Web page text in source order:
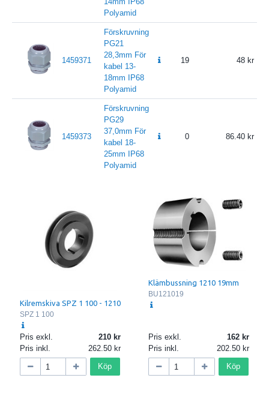
Polyamid
1459371
Förskruvning
PG21
28,3mm För
kabel 13-
18mm IP68
Polyamid
19 48
1459373
Förskruvning
PG29
37,0mm För
kabel 18-
25mm IP68
Polyamid
0 86.40
Kilremskiva SPZ 1 100 - 1210
SPZ 1 100
Pris exkl.
210
Pris inkl.
262.50
Köp
Klämbussning 1210 19mm
BU121019
Pris exkl.
162
Pris inkl.
202.50
Köp